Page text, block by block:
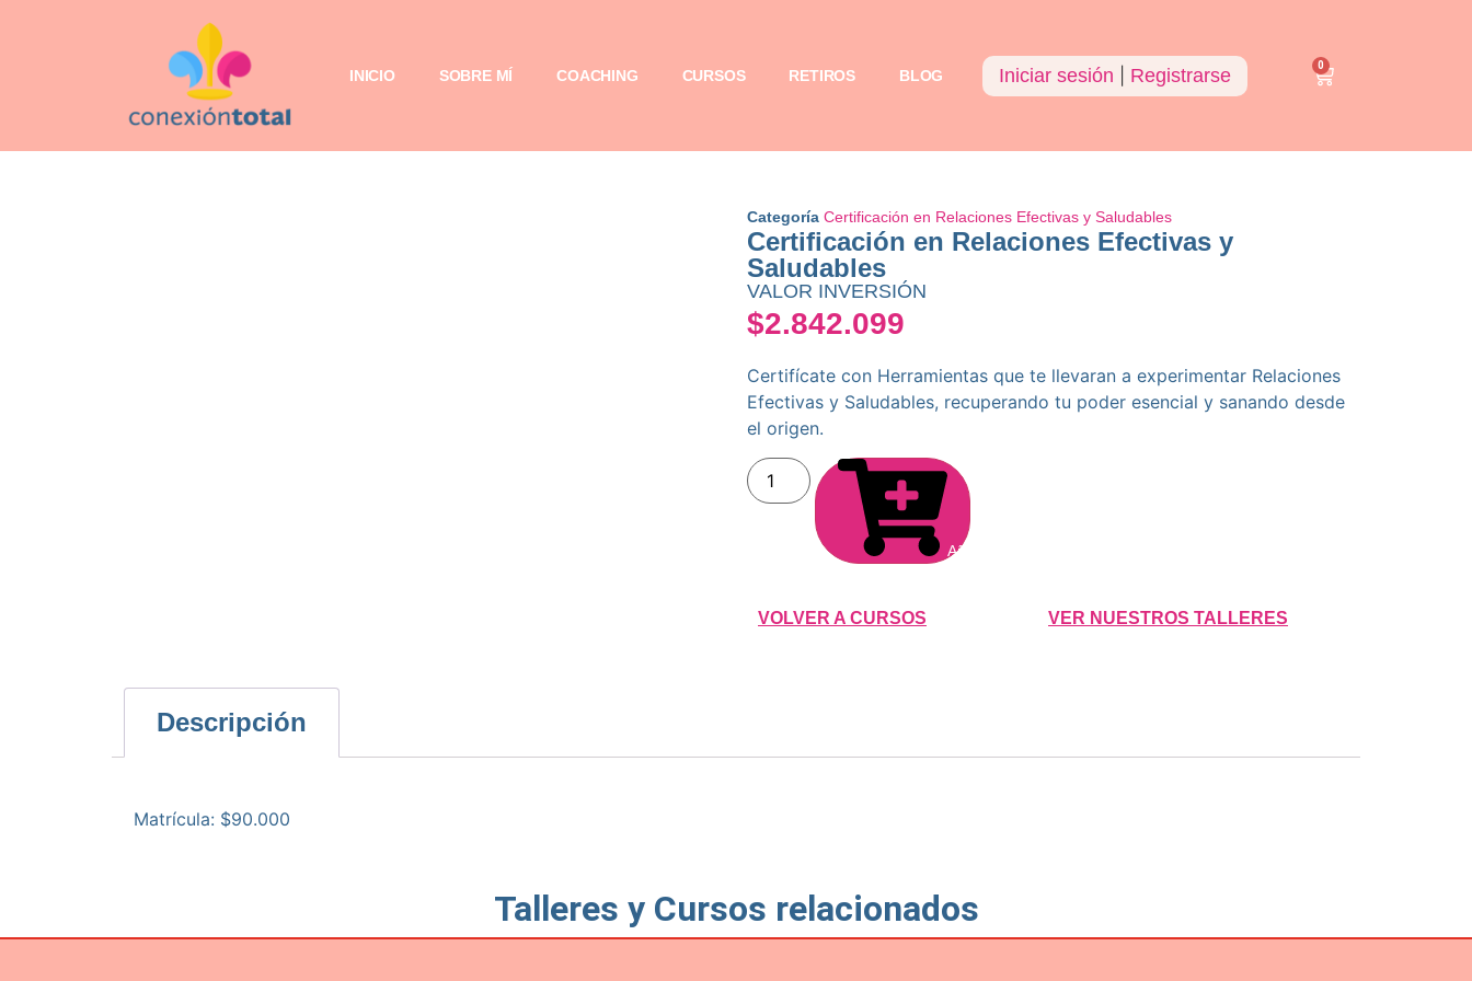
INICIO SOBRE MÍ COACHING CURSOS RETIROS BLOG Iniciar sesión Registrarse 0
Categoría Certificación en Relaciones Efectivas y Saludables
Certificación en Relaciones Efectivas y
Saludables
VALOR INVERSIÓN
$2.842.099
Certifícate con Herramientas que te llevaran a experimentar Relaciones
Efectivas y Saludables, recuperando tu poder esencial y sanando desde
el origen.
Añadir al carrito
VOLVER A CURSOS VER NUESTROS TALLERES
Descripción
Matrícula: $90.000
Talleres y Cursos relacionados